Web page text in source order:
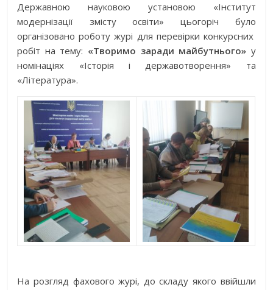
Державною науковою установою «Інститут
модернізації змісту освіти» цьогоріч було
організовано роботу журі для перевірки конкурсних
робіт на тему: «Творимо заради майбутнього» у
номінаціях «Історія і державотворення» та
«Література».
На розгляд фахового журі, до складу якого ввійшли